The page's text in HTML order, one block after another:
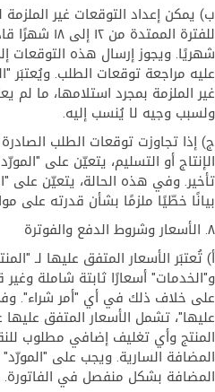
ب) يمكن إعداد التوقعات غير
للفترة
شهريًا. ويجوز إرسال هذه التوقعات
عليه مراجعة توقعات الطلب. ويُعتبَر
غير الملزمة بمجرد استلامها، ما لم
ولسبب وجيه لا يُنسب إليه.
بيانًا خطّيًا ملزمًا بشأن قدرته على
٨. الأسعار وشروط الدفع والفوترة
أ) تُعتبَر الأسعار المتفق عليها لـ
و"الخدمات" أسعارًا ثابتة شاملة
على خلاف ذلك في أي "أمر شراء".
عليها"، تشمل الأسعار المتفق
المنتج وأي تغليف إضافي مطلوب
المضافة السارية. ويجب على
المضافة بشكل منفصل في الفاتورة.